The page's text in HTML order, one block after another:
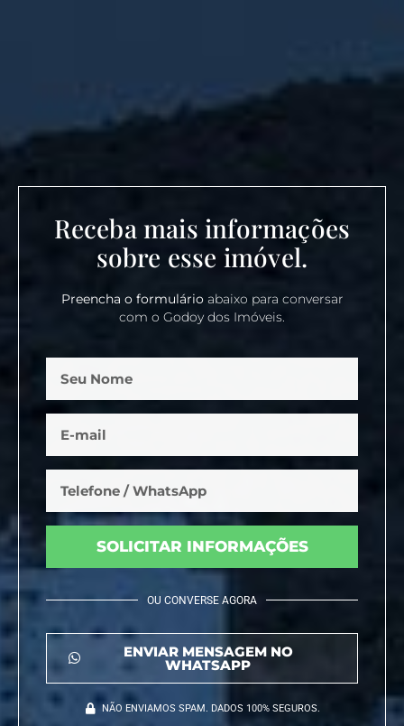
Receba mais informações
sobre esse imóvel.
Preencha o formulárioabaixo para conversar
com o Godoy dos Imóveis.
SOLICITAR INFORMAÇÕES
OU CONVERSE AGORA
ENVIAR MENSAGEM NO
WHATSAPP
NÃO ENVIAMOS SPAM. DADOS 100% SEGUROS.